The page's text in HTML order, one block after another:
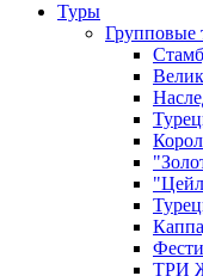
Туры
Групповые
ТРИ